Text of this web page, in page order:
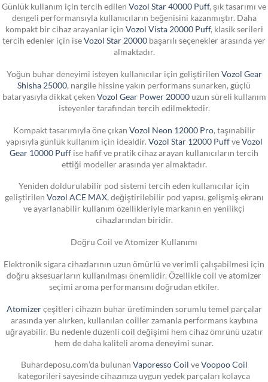
Günlük kullanım için tercih edilen Vozol Star 40000 Puff, şık tasarımı ve
dengeli performansıyla kullanıcıların beğenisini kazanmıştır. Daha
kompakt bir cihaz arayanlar için Vozol Vista 20000 Puff, klasik serileri
tercih edenler için iseVozol Star 20000 başarılı seçenekler arasında yer
almaktadır.
Yoğun buhar deneyimi isteyen kullanıcılar için geliştirilen Vozol Gear
Shisha 25000, nargile hissine yakın performans sunarken, güçlü
bataryasıyla dikkat çeken Vozol Gear Power 20000uzun süreli kullanım
isteyenler tarafından tercih edilmektedir.
Kompakt tasarımıyla öne çıkan Vozol Neon 12000 Pro, taşınabilir
yapısıyla günlük kullanım için idealdir. Vozol Star 12000 PuffveVozol
Gear 10000 Puff ise hafif ve pratik cihaz arayan kullanıcıların tercih
ettiği modeller arasında yer almaktadır.
Yeniden doldurulabilir pod sistemi tercih eden kullanıcılar için
geliştirilen Vozol ACE MAX, değiştirilebilir pod yapısı, gelişmiş ekranı
ve ayarlanabilir kullanım özellikleriyle markanın en yenilikçi
cihazlarından biridir.
Doğru Coil ve Atomizer Kullanımı
Elektronik sigara cihazlarının uzun ömürlü ve verimli çalışabilmesi için
doğru aksesuarların kullanılması önemlidir. Özellikle coil ve atomizer
seçimi aroma performansını doğrudan etkiler.
Atomizerçeşitleri cihazın buhar üretiminden sorumlu temel parçalar
arasında yer alırken, kullanılan coiller zamanla performans kaybına
uğrayabilir. Bu nedenle düzenli coil değişimi hem cihaz ömrünü uzatır
hem de daha kaliteli aroma deneyimi sunar.
Buhardeposu.com’da bulunan Vaporesso Coil veVoopoo Coil
kategorileri sayesinde cihazınıza uygun yedek parçaları kolayca